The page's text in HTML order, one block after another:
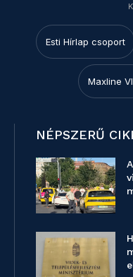
Esti Hírlap csoport
Maxline
NÉPSZERŰ